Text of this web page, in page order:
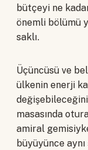
bütçeyi ne
önemli bölümü
saklı.
Üçüncüsü ve
ülkenin enerji
masasında
amiral
büyüyünce